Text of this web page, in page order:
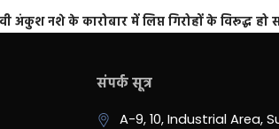
अंकुश नशे के कारोबार में लिप्त गिरोहों के विरूद्ध
संपर्क सूत्र
A-9, 10, Industrial Area,